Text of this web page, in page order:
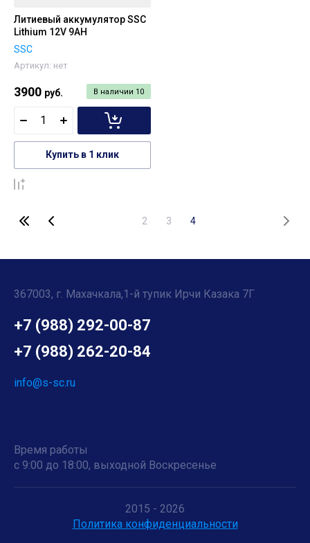
Литиевый аккумулятор SSC
Lithium 12V 9AH
SSC
Артикул: нет
В наличии 10
3900 руб.
Купить в 1 клик
2 3 4
367003, г. Махачкала,1-й тупик Ирчи Казака 7Г
+7 (988) 292-00-87
+7 (988) 262-20-84
info@s-sc.ru
Время работы
с 9:00 до 18:00, выходной Воскресенье
2015 - 2026
Политика конфиденциальности